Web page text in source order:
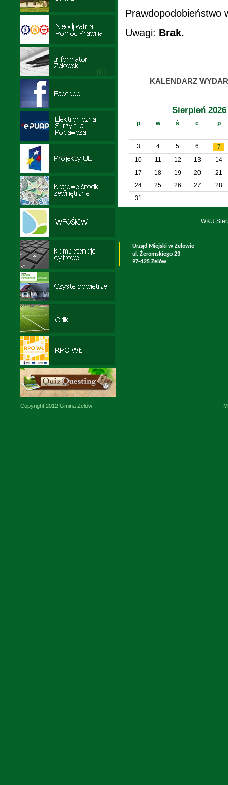
Prawdopodobieństwo
Uwagi: Brak.
KALENDARZ
Sierpień 2026
p w ś c p
3 4 5 6
7
10
11 12 13
14
17
18 19 20
21
24
25 26 27
28
31
WKU
Urząd Miejski w Zelowie
ul. Żeromskiego 23
97-425 Zelów
Copyright 2012 Gmina Zelów